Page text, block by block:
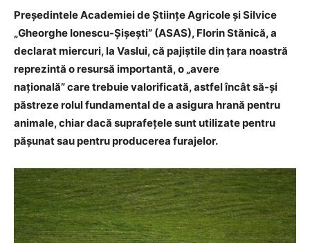
Președintele Academiei de Științe Agricole și Silvice
„Gheorghe Ionescu-Șișești” (ASAS), Florin Stănică, a
declarat miercuri, la Vaslui, că pajiștile din țara noastră
reprezintă o resursă importantă, o „avere
națională” care trebuie valorificată, astfel încât să-și
păstreze rolul fundamental de a asigura hrană pentru
animale, chiar dacă suprafețele sunt utilizate pentru
pășunat sau pentru producerea furajelor.